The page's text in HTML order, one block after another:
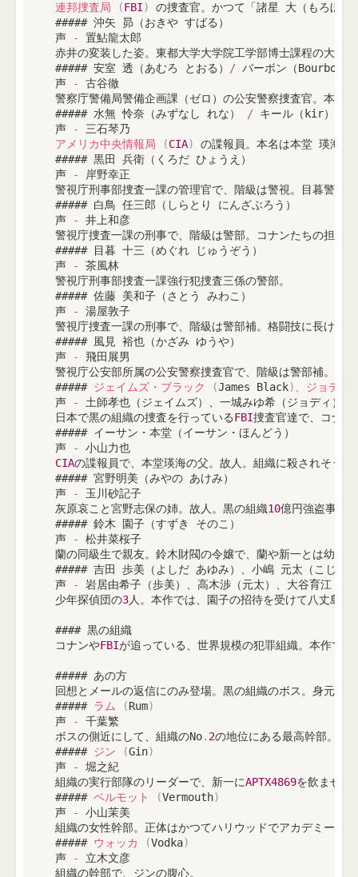
連邦捜査局
(FBI)
の捜査官。かつて「諸星 大（もろぼし
##### 沖矢 昴（おきや すばる）
声
-
置鮎龍太郎
赤井の変装した姿。東都大学大学院工学部博士課程の大学
##### 安室 透（あむろ とおる）
/ バーボン（Bourbon）
声
-
古谷徹
警察庁警備局警備企画課（ゼロ）の公安警察捜査官。本名
##### 水無 怜奈（みずなし れな）
/ キール（kir）
声
-
三石琴乃
アメリカ中央情報局
(CIA)
の諜報員。本名は本堂 瑛海（
##### 黒田 兵衛（くろだ ひょうえ）
声
-
岸野幸正
警視庁刑事部捜査一課の管理官で、階級は警視。目暮警部
##### 白鳥 任三郎（しらとり にんざぶろう）
声
-
井上和彦
警視庁捜査一課の刑事で、階級は警部。コナンたちの担任
##### 目暮 十三（めぐれ じゅうぞう）
声
-
茶風林
警視庁刑事部捜査一課強行犯捜査三係の警部。
##### 佐藤 美和子（さとう みわこ）
声
-
湯屋敦子
警視庁捜査一課の刑事で、階級は警部補。格闘技に長けて
##### 風見 裕也（かざみ ゆうや）
声
-
飛田展男
警視庁公安部所属の公安警察捜査官で、階級は警部補。
##### ジェイムズ・ブラック (James Black)
、ジョディ
声
-
土師孝也（ジェイムズ）、一城みゆ希（ジョディ）
日本で黒の組織の捜査を行っているFBI捜査官達で、コナ
##### イーサン・本堂（イーサン・ほんどう）
声
-
小山力也
CIAの諜報員で、本堂瑛海の父。故人。組織に殺されそう
##### 宮野明美（みやの あけみ）
声
-
玉川砂記子
灰原哀こと宮野志保の姉。故人。黒の組織10億円強盗事件
##### 鈴木 園子（すずき そのこ）
声
-
松井菜桜子
蘭の同級生で親友。鈴木財閥の令嬢で、蘭や新一とは幼馴
##### 吉田 歩美（よしだ あゆみ）、小嶋 元太（こじま
声
-
岩居由希子（歩美）、高木渉（元太）、大谷育江（光
少年探偵団の3人。本作では、園子の招待を受けて八丈島
#### 黒の組織
コナンやFBIが追っている、世界規模の犯罪組織。本作では
##### あの方
回想とメールの返信にのみ登場。黒の組織のボス。身元は
##### ラム (Rum)
声
-
千葉繁
ボスの側近にして、組織のNo. 2の地位にある最高幹部。コ
##### ジン (Gin)
声
-
堀之紀
組織の実行部隊のリーダーで、新一にAPTX4869を飲ませて
##### ベルモット (Vermouth)
声
-
小山茉美
組織の女性幹部。正体はかつてハリウッドでアカデミー賞
##### ウォッカ (Vodka)
声
-
立木文彦
組織の幹部で、ジンの腹心。